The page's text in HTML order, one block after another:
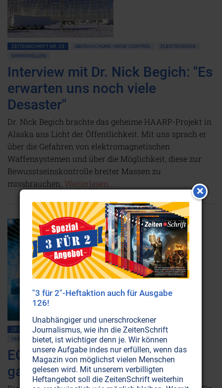
ZEITENSCHRIFT NR. 25 ÜBERWACHUNG • MIND CONTROL
ELEKTROSMOG
MIKROWELLEN
Interview mit Dr. Nick Begich: "Es
erwarten uns noch viele
Desaster"
Dr. Nick Begich brachte das geheime HAARP-Projekt in
Alaska ans Licht der Öffentlichkeit. Mit uns sprach er
über die Gefahren von elektromagnetischen
Waffensystemen und über die Möglichkeit, diese zur
Bewusstseinskontrolle breiter Massen zu
missbrauchen. Weiterlesen...
ZEITENSCHRIFT NR. 25
ÜBERWACHUNG • MIND CONTROL
VERSCHWÖRUNGSTHEORIEN
ECHELON: Lauscher in der
ganzen Welt
"3 für 2"-Heftaktion auch für Ausgabe
126!
Unabhängiger und unerschrockener
Journalismus, wie ihn die ZeitenSchrift
bietet, ist wichtiger denn je. Wir können
unsere Aufgabe indes nur erfüllen, wenn das
Magazin von möglichst vielen Menschen
gelesen wird. Mit unserem verbilligten
Heftangebot soll die ZeitenSchrift weiterhin